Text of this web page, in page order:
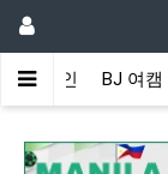
메인 BJ 여캠